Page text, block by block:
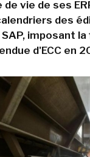
vie de ses
des
imposant la
d'ECC en